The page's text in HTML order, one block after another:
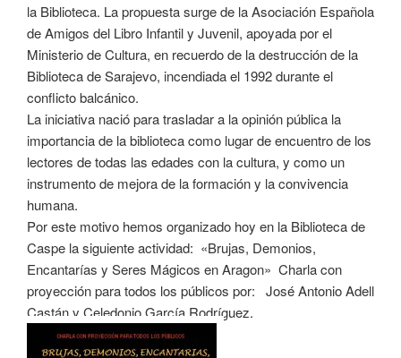
la Biblioteca. La propuesta surge de la Asociación Española
de Amigos del Libro Infantil y Juvenil, apoyada por el
Ministerio de Cultura, en recuerdo de la destrucción de la
Biblioteca de Sarajevo, incendiada el 1992 durante el
conflicto balcánico.
La iniciativa nació para trasladar a la opinión pública la
importancia de la biblioteca como lugar de encuentro de los
lectores de todas las edades con la cultura, y como un
instrumento de mejora de la formación y la convivencia
humana.
Por este motivo hemos organizado hoy en la Biblioteca de
Caspe la siguiente actividad: «Brujas, Demonios,
Encantarías y Seres Mágicos en Aragon» Charla con
proyección para todos los públicos por: José Antonio Adell
Castán y Celedonio García Rodríguez.